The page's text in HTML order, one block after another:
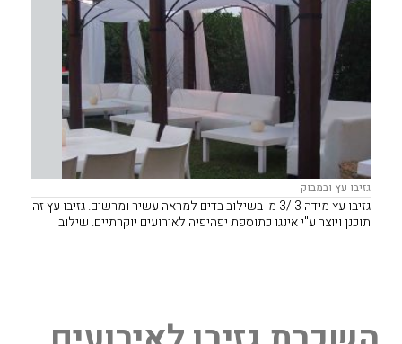
גזיבו עץ ובמבוק
גזיבו עץ מידה 3 /3 מ' בשילוב בדים למראה עשיר ומרשים. גזיבו עץ זה
תוכנן ויוצר ע"י אינגו כתוספת יפהיפיה לאירועים יוקרתיים. שילוב